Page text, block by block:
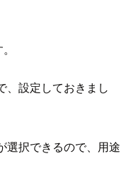
、設定しておきまし
選択できるので、用途